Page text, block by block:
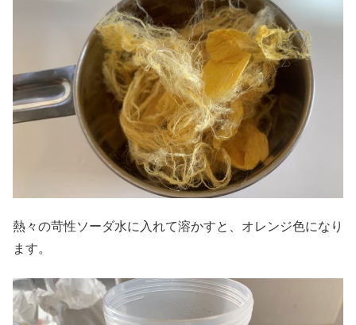
熱々の苛性ソーダ水に入れて溶かすと、オレンジ色になり
ます。